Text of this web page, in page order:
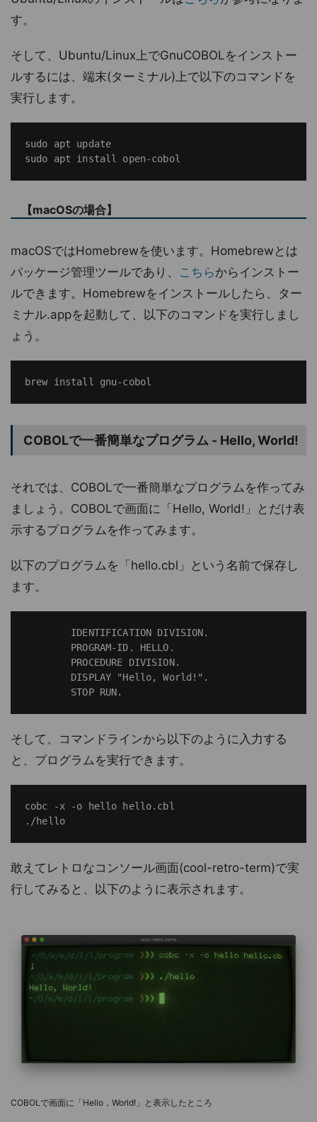
す。
そして、Ubuntu/Linux上でGnuCOBOLをインストー
ルするには、端末(ターミナル)上で以下のコマンドを
実行します。
sudo apt update
【macOSの場合】
macOSではHomebrewを使います。Homebrewとは
パッケージ管理ツールであり、 こちらからインストー
ルできます。Homebrewをインストールしたら、ター
ミナル.appを起動して、以下のコマンドを実行しまし
ょう。
COBOLで一番簡単なプログラム - Hello, World!
それでは、COBOLで一番簡単なプログラムを作ってみ
ましょう。COBOLで画面に「Hello, World!」とだけ表
示するプログラムを作ってみます。
以下のプログラムを「hello.cbl」という名前で保存し
ます。
        IDENTIFICATION DIVISION.
        PROGRAM-ID. HELLO.
        PROCEDURE DIVISION.
        DISPLAY "Hello, World!".
そして、コマンドラインから以下のように入力する
と、プログラムを実行できます。
cobc -x -o hello hello.cbl
./hello
敢えてレトロなコンソール画面(cool-retro-term)で実
行してみると、以下のように表示されます。
COBOLで画面に「Hello，World!」と表示したところ